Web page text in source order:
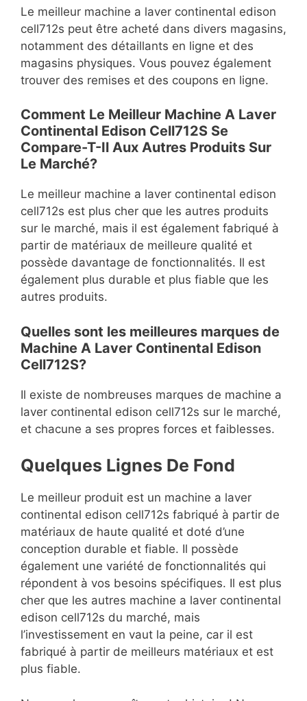
Le meilleur machine a laver continental edison
cell712s peut être acheté dans divers magasins,
notamment des détaillants en ligne et des
magasins physiques. Vous pouvez également
trouver des remises et des coupons en ligne.
Comment Le Meilleur Machine A Laver
Continental Edison Cell712S Se
Compare-T-Il Aux Autres Produits Sur
Le Marché?
Le meilleur machine a laver continental edison
cell712s est plus cher que les autres produits
sur le marché, mais il est également fabriqué à
partir de matériaux de meilleure qualité et
possède davantage de fonctionnalités. Il est
également plus durable et plus fiable que les
autres produits.
Quelles sont les meilleures marques de
Machine A Laver Continental Edison
Cell712S?
Il existe de nombreuses marques de machine a
laver continental edison cell712s sur le marché,
et chacune a ses propres forces et faiblesses.
Quelques Lignes De Fond
Le meilleur produit est un machine a laver
continental edison cell712s fabriqué à partir de
matériaux de haute qualité et doté d’une
conception durable et fiable. Il possède
également une variété de fonctionnalités qui
répondent à vos besoins spécifiques. Il est plus
cher que les autres machine a laver continental
edison cell712s du marché, mais
l’investissement en vaut la peine, car il est
fabriqué à partir de meilleurs matériaux et est
plus fiable.